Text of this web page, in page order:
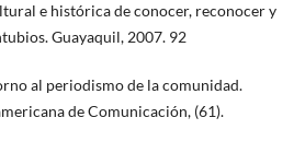
e histórica de conocer, reconocer y
Guayaquil, 2007. 92
al periodismo de la comunidad.
de Comunicación, (61).